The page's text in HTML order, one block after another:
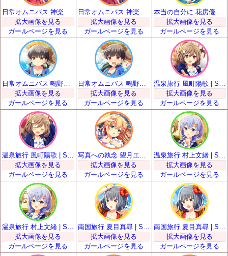
拡大画像を見る
ガールページを見る
日常オムニバス 神楽坂砂夜 | SSR
拡大画像を見る
ガールページを見る
本当の自分に 花房優輝 | SSR
拡大画像を見る
ガールページを見る
拡大画像を見る
ガールページを見る
日常オムニバス 鴫野睦 | SSR
拡大画像を見る
ガールページを見る
拡大画像を見る
ガールページを見る
拡大画像を見る
ガールページを見る
拡大画像を見る
ガールページを見る
拡大画像を見る
ガールページを見る
拡大画像を見る
ガールページを見る
拡大画像を見る
ガールページを見る
拡大画像を見る
ガールページを見る